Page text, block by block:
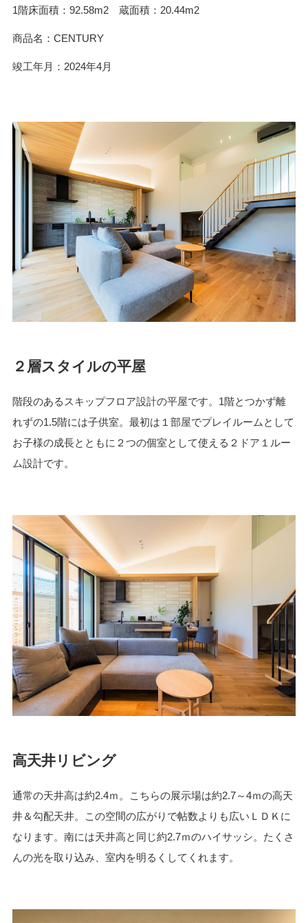
1階床面積 92.58m2 蔵面積：20.44m2
商品名 CENTURY
竣工年月 2024年4月
２層スタイルの平屋
階段のあるスキップフロア設計の平屋です。1階とつかず離
れずの1.5階には子供室。最初は１部屋でプレイルームとして
お子様の成長とともに２つの個室として使える２ドア１ルー
ム設計です。
高天井リビング
通常の天井高は約2.4ｍ。こちらの展示場は約2.7～4ｍの高天
井＆勾配天井。この空間の広がりで帖数よりも広いＬＤＫに
なります。南には天井高と同じ約2.7ｍのハイサッシ。たくさ
んの光を取り込み、室内を明るくしてくれます。